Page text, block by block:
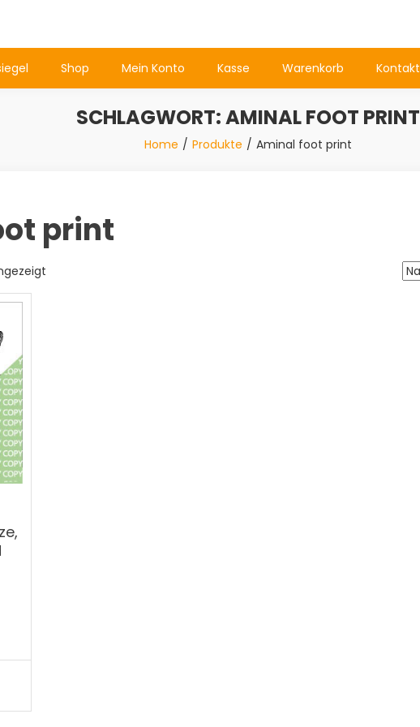
Shop Mein Konto Kasse Warenkorb Kontakt
SCHLAGWORT:AMINAL FOOT PRINT
Home Produkte Aminal foot print
print